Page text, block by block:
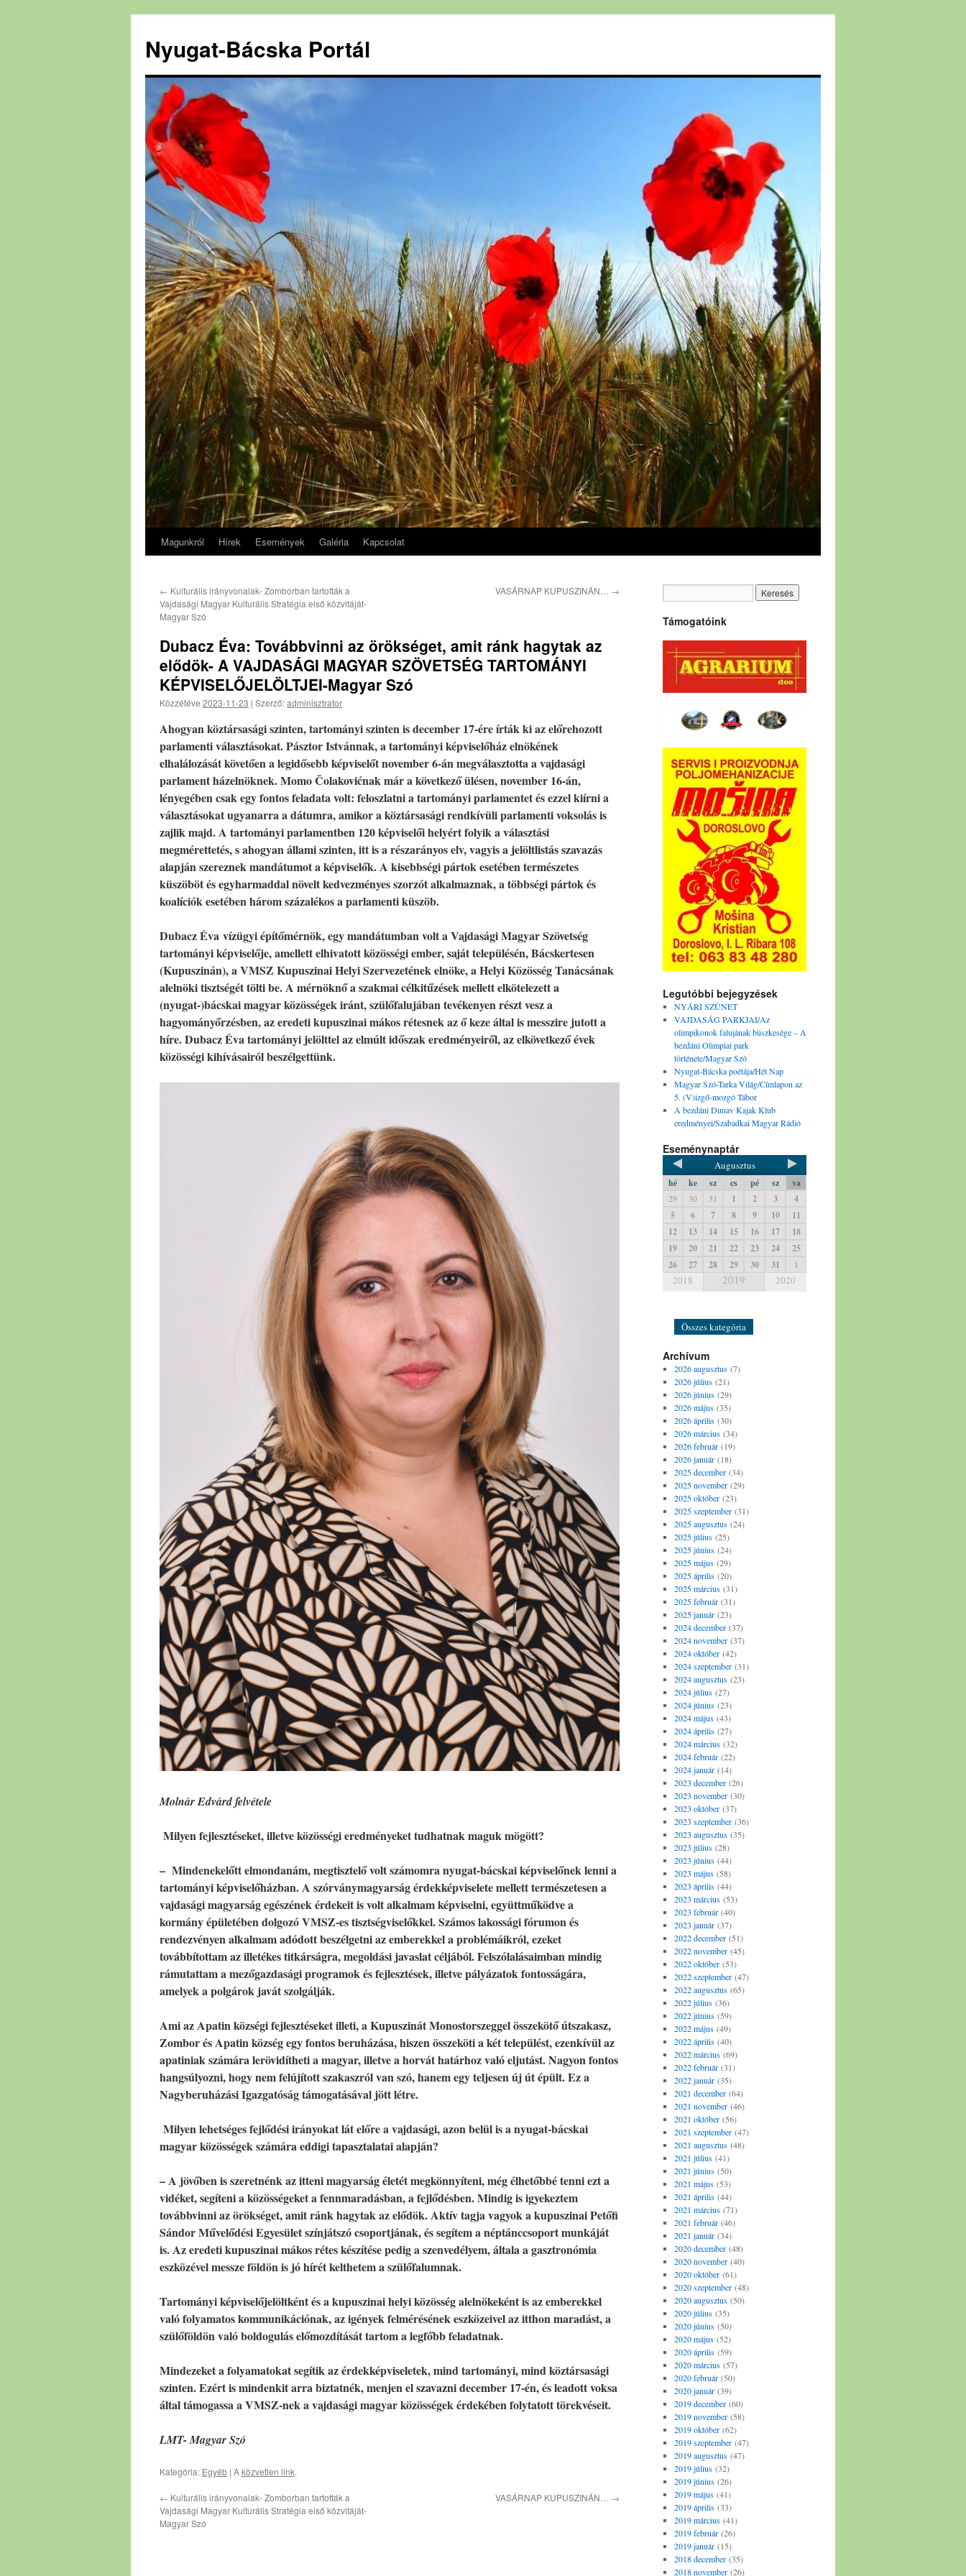
Nyugat-Bácska Portál
Magunkról Hírek Események Galéria Kapcsolat
← Kulturális irányvonalak- Zomborban tartották a
Vajdasági Magyar Kulturális Stratégia első közvitáját-
Magyar Szó
VASÁRNAP KUPUSZINÁN… →
Dubacz Éva: Továbbvinni az örökséget, amit ránk hagytak az
elődök- A VAJDASÁGI MAGYAR SZÖVETSÉG TARTOMÁNYI
KÉPVISELŐJELÖLTJEI-Magyar Szó
Közzétéve 2023-11-23 | Szerző:adminisztrator
Ahogyan köztársasági szinten, tartományi szinten is december 17-ére írták ki az előrehozott
parlamenti választásokat. Pásztor Istvánnak, a tartományi képviselőház elnökének
elhalálozását követően a legidősebb képviselőt november 6-án megválasztotta a vajdasági
parlament házelnöknek. Momo Čolakovićnak már a következő ülésen, november 16-án,
lényegében csak egy fontos feladata volt: feloszlatni a tartományi parlamentet és ezzel kiírni a
választásokat ugyanarra a dátumra, amikor a köztársasági rendkívüli parlamenti voksolás is
zajlik majd. A tartományi parlamentben 120 képviselői helyért folyik a választási
megmérettetés, s ahogyan állami szinten, itt is a részarányos elv, vagyis a jelöltlistás szavazás
alapján szereznek mandátumot a képviselők. A kisebbségi pártok esetében természetes
küszöböt és egyharmaddal növelt kedvezményes szorzót alkalmaznak, a többségi pártok és
koalíciók esetében három százalékos a parlamenti küszöb.
Dubacz Éva vízügyi építőmérnök, egy mandátumban volt a Vajdasági Magyar Szövetség
tartományi képviselője, amellett elhivatott közösségi ember, saját településén, Bácskertesen
(Kupuszinán), a VMSZ Kupuszinai Helyi Szervezetének elnöke, a Helyi Közösség Tanácsának
alelnöki tisztségét tölti be. A mérnöknő a szakmai célkitűzések mellett elkötelezett a
(nyugat-)bácskai magyar közösségek iránt, szülőfalujában tevékenyen részt vesz a
hagyományőrzésben, az eredeti kupuszinai mákos rétesnek az ő keze által is messzire jutott a
híre. Dubacz Éva tartományi jelölttel az elmúlt időszak eredményeiről, az elkövetkező évek
közösségi kihívásairól beszélgettünk.
Molnár Edvárd felvétele
Milyen fejlesztéseket, illetve közösségi eredményeket tudhatnak maguk mögött?
– Mindenekelőtt elmondanám, megtisztelő volt számomra nyugat-bácskai képviselőnek lenni a
tartományi képviselőházban. A szórványmagyarság érdekképviselete mellett természetesen a
vajdasági magyarság egészének érdekeit is volt alkalmam képviselni, együttműködve a
kormány épületében dolgozó VMSZ-es tisztségviselőkkel. Számos lakossági fórumon és
rendezvényen alkalmam adódott beszélgetni az emberekkel a problémáikról, ezeket
továbbítottam az illetékes titkárságra, megoldási javaslat céljából. Felszólalásaimban mindig
rámutattam a mezőgazdasági programok és fejlesztések, illetve pályázatok fontosságára,
amelyek a polgárok javát szolgálják.
Ami az Apatin községi fejlesztéseket illeti, a Kupuszinát Monostorszeggel összekötő útszakasz,
Zombor és Apatin község egy fontos beruházása, hiszen összeköti a két települést, ezenkívül az
apatiniak számára lerövidítheti a magyar, illetve a horvát határhoz való eljutást. Nagyon fontos
hangsúlyozni, hogy nem felújított szakaszról van szó, hanem egy teljesen új út épült. Ez a
Nagyberuházási Igazgatóság támogatásával jött létre.
Milyen lehetséges fejlődési irányokat lát előre a vajdasági, azon belül is a nyugat-bácskai
magyar közösségek számára eddigi tapasztalatai alapján?
– A jövőben is szeretnénk az itteni magyarság életét megkönnyíteni, még élhetőbbé tenni ezt a
vidéket, segíteni a közösségeket a fennmaradásban, a fejlődésben. Mindig is igyekeztem
továbbvinni az örökséget, amit ránk hagytak az elődök. Aktív tagja vagyok a kupuszinai Petőfi
Sándor Művelődési Egyesület színjátszó csoportjának, és segítem a néptánccsoport munkáját
is. Az eredeti kupuszinai mákos rétes készítése pedig a szenvedélyem, általa a gasztronómia
eszközével messze földön is jó hírét kelthetem a szülőfalumnak.
Tartományi képviselőjelöltként és a kupuszinai helyi közösség alelnökeként is az emberekkel
való folyamatos kommunikációnak, az igények felmérésének eszközeivel az itthon maradást, a
szülőföldön való boldogulás előmozdítását tartom a legfőbb feladatnak.
Mindezeket a folyamatokat segítik az érdekképviseletek, mind tartományi, mind köztársasági
szinten. Ezért is mindenkit arra biztatnék, menjen el szavazni december 17-én, és leadott voksa
által támogassa a VMSZ-nek a vajdasági magyar közösségek érdekében folytatott törekvéseit.
LMT- Magyar Szó
Kategória: Egyéb | Aközvetlen link.
← Kulturális irányvonalak- Zomborban tartották a
Vajdasági Magyar Kulturális Stratégia első közvitáját-
Magyar Szó
VASÁRNAP KUPUSZINÁN… →
Támogatóink
Legutóbbi bejegyzések
NYÁRI SZÜNET
VAJDASÁG PARKJAI/Az
olimpikonok falujának büszkesége – A
bezdáni Olimpiai park
története/Magyar Szó
Nyugat-Bácska poétája/Hét Nap
Magyar Szó-Tarka Világ/Címlapon az
5. (V)izgő-mozgó Tábor
A bezdáni Dunav Kajak Klub
eredményei/Szabadkai Magyar Rádió
Eseménynaptár
Augusztus
hé ke sz cs pé sz va
29 30 31 1 2 3
4
5
6 7 8 9 10
11
12
13 14 15 16 17
18
19
20 21 22 23 24
25
26
27 28 29 30 31 1
2018 2019 2020
Összes kategória
Archívum
2026 augusztus(7)
2026 július(21)
2026 június(29)
2026 május(35)
2026 április(30)
2026 március(34)
2026 február(19)
2026 január(18)
2025 december(34)
2025 november(29)
2025 október(23)
2025 szeptember(31)
2025 augusztus(24)
2025 július(25)
2025 június(24)
2025 május(29)
2025 április(20)
2025 március(31)
2025 február(31)
2025 január(23)
2024 december(37)
2024 november(37)
2024 október(42)
2024 szeptember(31)
2024 augusztus(23)
2024 július(27)
2024 június(23)
2024 május(43)
2024 április(27)
2024 március(32)
2024 február(22)
2024 január(14)
2023 december(26)
2023 november(30)
2023 október(37)
2023 szeptember(36)
2023 augusztus(35)
2023 július(28)
2023 június(44)
2023 május(58)
2023 április(44)
2023 március(53)
2023 február(40)
2023 január(37)
2022 december(51)
2022 november(45)
2022 október(53)
2022 szeptember(47)
2022 augusztus(65)
2022 július(36)
2022 június(59)
2022 május(49)
2022 április(40)
2022 március(69)
2022 február(31)
2022 január(35)
2021 december(64)
2021 november(46)
2021 október(56)
2021 szeptember(47)
2021 augusztus(48)
2021 július(41)
2021 június(50)
2021 május(53)
2021 április(44)
2021 március(71)
2021 február(46)
2021 január(34)
2020 december(48)
2020 november(40)
2020 október(61)
2020 szeptember(48)
2020 augusztus(50)
2020 július(35)
2020 június(50)
2020 május(52)
2020 április(59)
2020 március(57)
2020 február(50)
2020 január(39)
2019 december(60)
2019 november(58)
2019 október(62)
2019 szeptember(47)
2019 augusztus(47)
2019 július(32)
2019 június(26)
2019 május(41)
2019 április(33)
2019 március(41)
2019 február(26)
2019 január(15)
2018 december(35)
2018 november(26)